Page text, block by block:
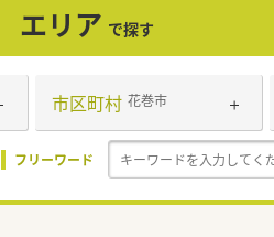
エリア で探す
市区町村 花巻市
フリーワード